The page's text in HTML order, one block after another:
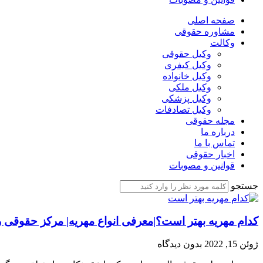
صفحه اصلی
مشاوره حقوقی
وکالت
وکیل حقوقی
وکیل کیفری
وکیل خانواده
وکیل ملکی
وکیل پزشکی
وکیل تصادفات
مجله حقوقی
درباره ما
تماس با ما
اخبار حقوقی
قوانین و مصوبات
جستجو
کدام مهریه بهتر است؟|معرفی انواع مهریه| مرکز حقوقی
ژوئن 15, 2022 بدون دیدگاه